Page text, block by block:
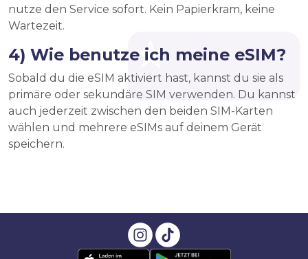
nutze den Service sofort. Kein Papierkram, keine
Wartezeit.
4) Wie benutze ich meine eSIM?
Sobald du die eSIM aktiviert hast, kannst du sie als
primäre oder sekundäre SIM verwenden. Du kannst
auch jederzeit zwischen den beiden SIM-Karten
wählen und mehrere eSIMs auf deinem Gerät
speichern.